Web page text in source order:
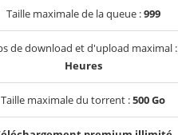
Taille maximale de la queue :999
de download et d'upload maximal :
Heures
Taille maximale du torrent :500 Go